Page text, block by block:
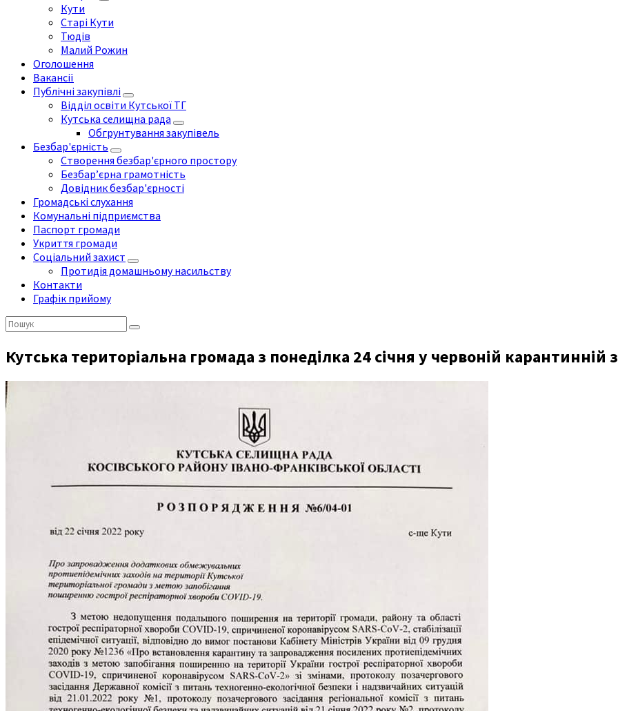
Кути
Старі Кути
Тюдів
Малий Рожин
Оголошення
Вакансії
Публічні закупівлі
Відділ освіти Кутської ТГ
Кутська селищна рада
Обгрунтування закупівель
Безбар'єрність
Створення безбар'єрного простору
Безбар’єрна грамотність
Довідник безбар'єрності
Громадські слухання
Комунальні підприємства
Паспорт громади
Укриття громади
Соціальний захист
Протидія домашньому насильству
Контакти
Графік прийому
Пошук:
Кутська територіальна громада з понеділка 24 січня у червоній карантинній